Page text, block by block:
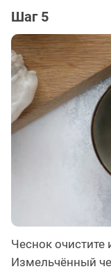
Шаг 5
Чеснок очистите
Измельчённый